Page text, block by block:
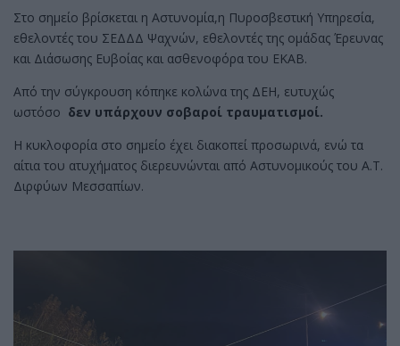
Στο σημείο βρίσκεται η Αστυνομία,η Πυροσβεστική Υπηρεσία,
εθελοντές του ΣΕΔΔΔ Ψαχνών, εθελοντές της ομάδας Έρευνας
και Διάσωσης Ευβοίας και ασθενοφόρα του ΕΚΑΒ.
Από την σύγκρουση κόπηκε κολώνα της ΔΕΗ, ευτυχώς
ωστόσο δεν υπάρχουν σοβαροί τραυματισμοί.
Η κυκλοφορία στο σημείο έχει διακοπεί προσωρινά, ενώ τα
αίτια του ατυχήματος διερευνώνται από Αστυνομικούς του Α.Τ.
Διρφύων Μεσσαπίων.